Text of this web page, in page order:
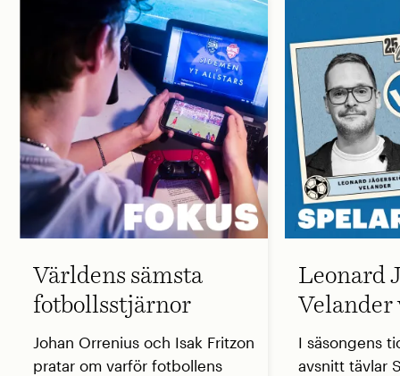
Världens sämsta
fotbollsstjärnor
Johan Orrenius och Isak Fritzon
pratar om varför fotbollens
Leonard
Velander
I säsongens
avsnitt tävlar